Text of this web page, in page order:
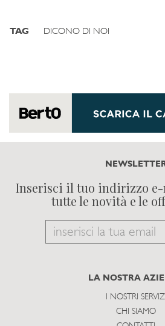
TAG DICONO DI NOI
Inserisci il tuo indirizzo
tutte le novità e le
Email
subscribe
LA NOSTRA
I NOSTRI SERVIZI
CHI SIAMO